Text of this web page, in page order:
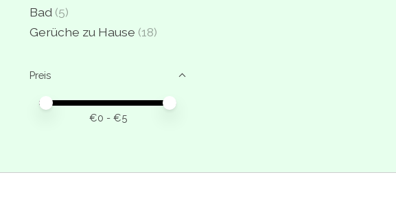
Bad (5)
Gerüche zu Hause (18)
Preis
Preis – Mindestwert
Price maximum value
€0 - €5